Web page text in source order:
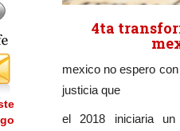
4ta
mexico no espero
justicia que
el 2018 iniciaria